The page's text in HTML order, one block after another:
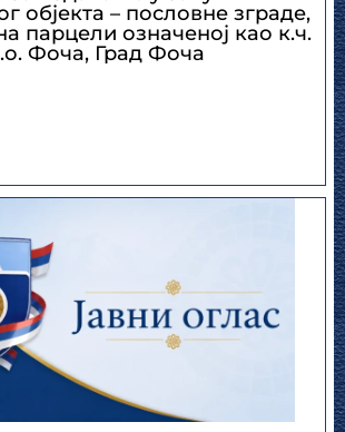
објекта – пословне зграде,
парцели означеној као к.ч.
Фоча, Град Фоча